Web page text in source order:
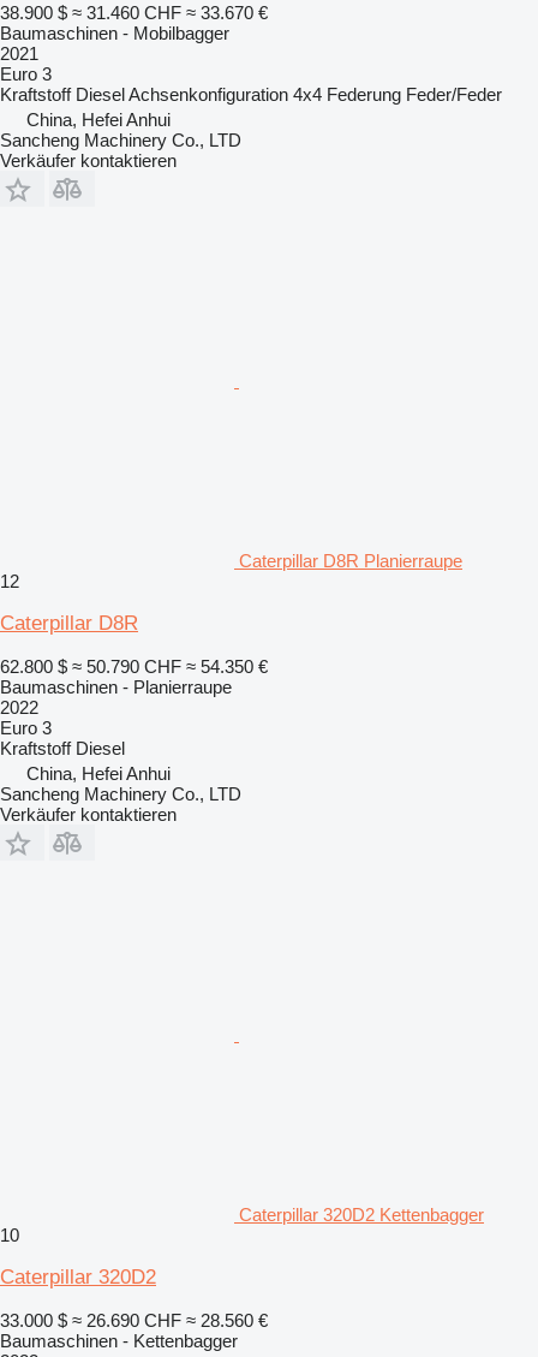
38.900 $ ≈ 31.460 CHF ≈ 33.670 €
Baumaschinen - Mobilbagger
2021
Euro 3
Kraftstoff DieselAchsenkonfiguration 4x4 Federung Feder/Feder
China, Hefei Anhui
Sancheng Machinery Co., LTD
Verkäufer kontaktieren
Caterpillar D8R Planierraupe
12
Caterpillar D8R
62.800 $ ≈ 50.790 CHF ≈ 54.350 €
Baumaschinen - Planierraupe
2022
Euro 3
Kraftstoff Diesel
China, Hefei Anhui
Sancheng Machinery Co., LTD
Verkäufer kontaktieren
Caterpillar 320D2 Kettenbagger
10
Caterpillar 320D2
33.000 $ ≈ 26.690 CHF ≈ 28.560 €
Baumaschinen - Kettenbagger